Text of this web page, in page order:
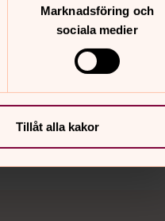
Marknadsföring och
sociala medier
Tillåt alla kakor
11 oktober 10.00
Bolmsö kyrka